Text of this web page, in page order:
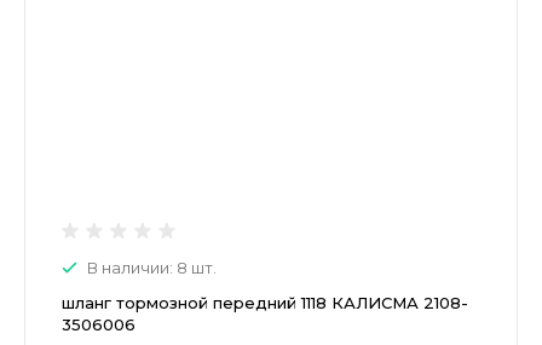
В наличии: 8 шт.
шланг тормозной передний 1118 КАЛИСМА 2108-
3506006